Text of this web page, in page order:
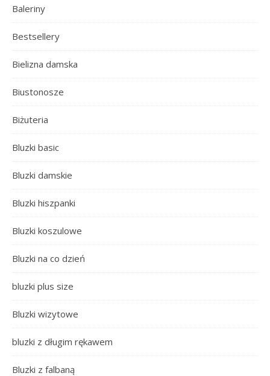
Baleriny
Bestsellery
Bielizna damska
Biustonosze
Biżuteria
Bluzki basic
Bluzki damskie
Bluzki hiszpanki
Bluzki koszulowe
Bluzki na co dzień
bluzki plus size
Bluzki wizytowe
bluzki z długim rękawem
Bluzki z falbaną